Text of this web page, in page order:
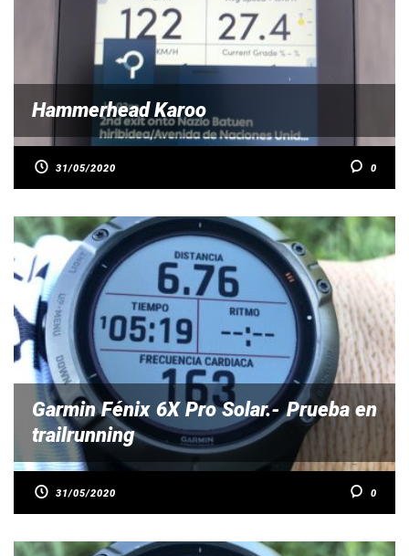
Hammerhead Karoo
31/05/2020 0
Garmin Fénix 6X Pro Solar.- Prueba en
trailrunning
31/05/2020 0